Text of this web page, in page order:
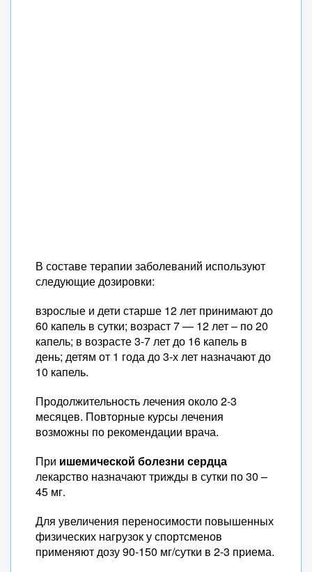
В составе терапии заболеваний используют
следующие дозировки:
взрослые и дети старше 12 лет принимают до
60 капель в сутки; возраст 7 — 12 лет – по 20
капель; в возрасте 3-7 лет до 16 капель в
день; детям от 1 года до 3-х лет назначают до
10 капель.
Продолжительность лечения около 2-3
месяцев. Повторные курсы лечения
возможны по рекомендации врача.
При ишемической болезни сердца
лекарство назначают трижды в сутки по 30 –
45 мг.
Для увеличения переносимости повышенных
физических нагрузок у спортсменов
применяют дозу 90-150 мг/сутки в 2-3 приема.